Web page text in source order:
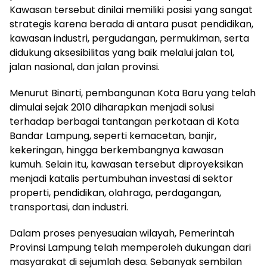
Kawasan tersebut dinilai memiliki posisi yang sangat
strategis karena berada di antara pusat pendidikan,
kawasan industri, pergudangan, permukiman, serta
didukung aksesibilitas yang baik melalui jalan tol,
jalan nasional, dan jalan provinsi.
Menurut Binarti, pembangunan Kota Baru yang telah
dimulai sejak 2010 diharapkan menjadi solusi
terhadap berbagai tantangan perkotaan di Kota
Bandar Lampung, seperti kemacetan, banjir,
kekeringan, hingga berkembangnya kawasan
kumuh. Selain itu, kawasan tersebut diproyeksikan
menjadi katalis pertumbuhan investasi di sektor
properti, pendidikan, olahraga, perdagangan,
transportasi, dan industri.
Dalam proses penyesuaian wilayah, Pemerintah
Provinsi Lampung telah memperoleh dukungan dari
masyarakat di sejumlah desa. Sebanyak sembilan